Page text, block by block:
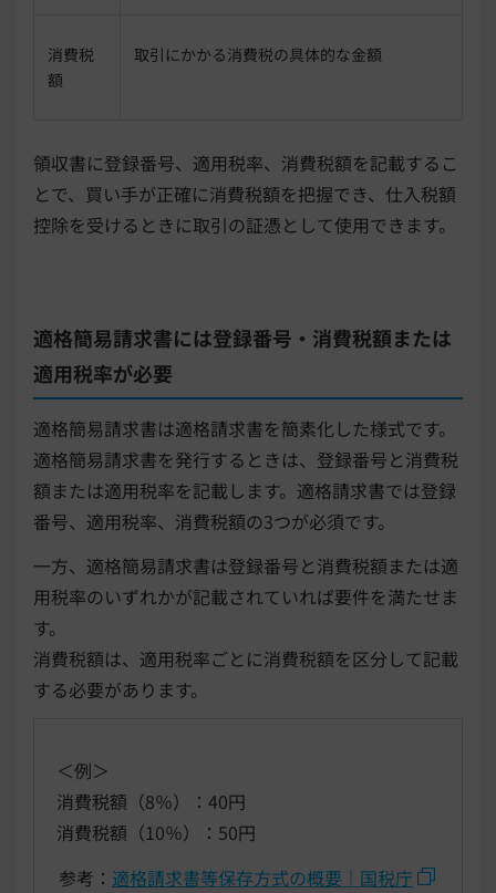
消費税
額
取引にかかる消費税の具体的な金額
領収書に登録番号、適用税率、消費税額を記載するこ
とで、買い手が正確に消費税額を把握でき、仕入税額
控除を受けるときに取引の証憑として使用できます。
適格簡易請求書には登録番号・消費税額または
適用税率が必要
適格簡易請求書は適格請求書を簡素化した様式です。
適格簡易請求書を発行するときは、登録番号と消費税
額または適用税率を記載します。適格請求書では登録
番号、適用税率、消費税額の3つが必須です。
一方、適格簡易請求書は登録番号と消費税額または適
用税率のいずれかが記載されていれば要件を満たせま
す。
消費税額は、適用税率ごとに消費税額を区分して記載
する必要があります。
＜例＞
消費税額（8％）：40円
消費税額（10％）：50円
参考： 適格請求書等保存方式の概要｜国税庁